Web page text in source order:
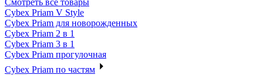
Cybex Priam V Style
Cybex Priam для новорожденных
Cybex Priam 2 в 1
Cybex Priam 3 в 1
Cybex Priam прогулочная
Cybex Priam по частям